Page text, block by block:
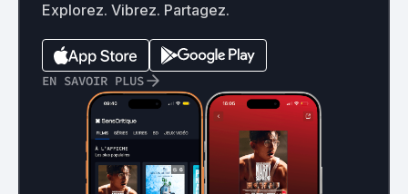
Explorez. Vibrez. Partagez.
EN SAVOIR PLUS